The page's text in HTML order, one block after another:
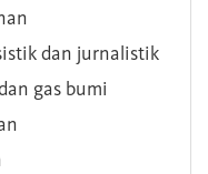
dan jurnalistik
gas bumi